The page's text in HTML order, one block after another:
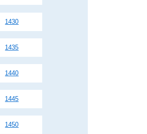
1430
1435
1440
1445
1450